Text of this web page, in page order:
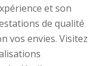
et son
de qualité
vos envies. Visitez